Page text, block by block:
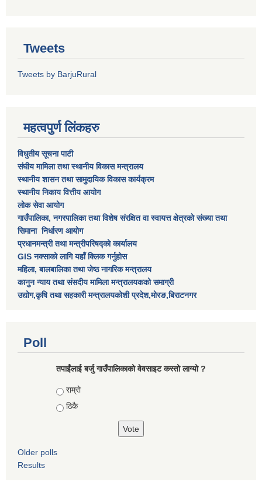
Tweets
Tweets by BarjuRural
महत्वपुर्ण लिंकहरु
विधुतीय सूचना पाटी
संघीय मामिला तथा स्थानीय विकास मन्त्रालय
स्थानीय शासन तथा सामुदायिक विकास कार्यक्रम
स्थानीय निकाय वित्तीय आयोग
लोक सेवा आयोग
गाउँपालिका, नगरपालिका तथा विशेष स‌ंरक्षित वा स्वायत्त क्षेत्रकाे स‌ंख्या तथा
सिमाना निर्धारण आयाेग
प्रधानमन्त्री तथा मन्त्रीपरिषद्को कार्यालय
GIS नक्साको लागि यहाँ क्लिक गर्नुहोस
महिला, बालबालिका तथा जेष्ठ नागरिक मन्त्रालय
कानुन न्याय तथा संसदीय मामिला मन्त्रालयकको समाग्री
उद्योग,कृषि तथा सहकारी मन्त्रालयकोशी प्रदेश,मोरङ,बिराटनगर
Poll
तपाईंलाई बर्जु गाउँपालिकाको वेवसाइट कस्तो लाग्यो ?
Choices
राम्राे
ठिकै
Older polls
Results